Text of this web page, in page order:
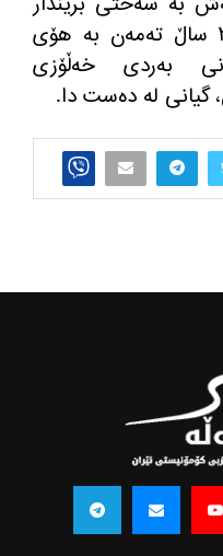
بوو. هه‌روه‌ها كرێكارێكی ٣٥ ساڵ ته‌مه‌ن به‌ هۆی
به‌ردی خه‌ڵۆزی
گیانی له‌ ده‌ست دا.